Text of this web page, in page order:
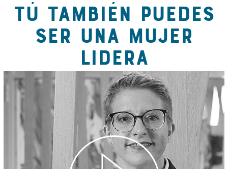
TÚ TAMBIÉN PUEDES
SER UNA MUJER
LIDERA